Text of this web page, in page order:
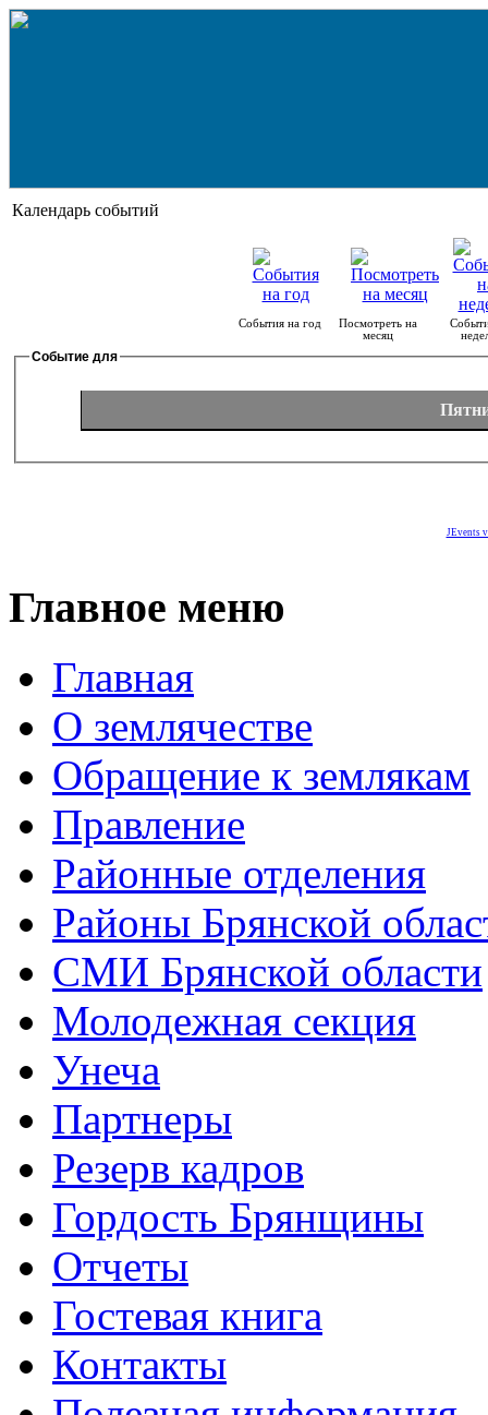
Календарь событий
События на год
Посмотреть на
месяц
Событие для
JEvents
Главное меню
Главная
О землячестве
Обращение к землякам
Правление
Районные отделения
Районы Брянской
СМИ Брянской области
Молодежная секция
Унеча
Партнеры
Резерв кадров
Гордость Брянщины
Отчеты
Гостевая книга
Контакты